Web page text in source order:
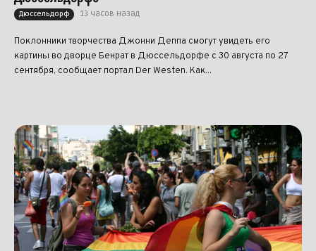
Дюссельдорф 13 часов назад
Поклонники творчества Джонни Деппа смогут увидеть его
картины во дворце Бенрат в Дюссельдорфе с 30 августа по 27
сентября, сообщает портал Der Westen. Как...